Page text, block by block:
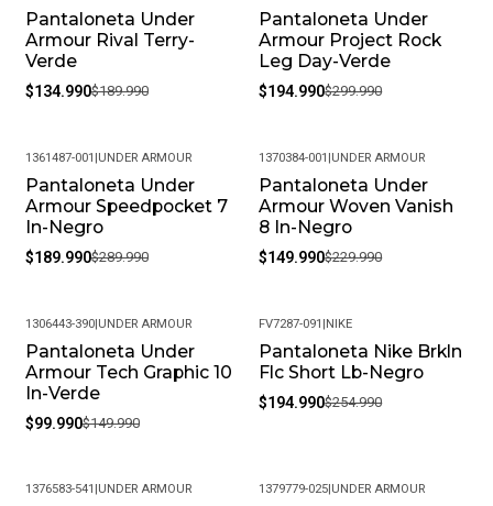
-29%
Pantaloneta Under
Armour Rival Terry-
Verde
$134.990$189.990
-35%
Pantaloneta Under
Armour Project Rock
Leg Day-Verde
$194.990$299.990
-34%
1361487-001 |UNDER ARMOUR
Pantaloneta Under
Armour Speedpocket 7
In-Negro
$189.990$289.990
-35%
1370384-001 |UNDER ARMOUR
Pantaloneta Under
Armour Woven Vanish
8 In-Negro
$149.990$229.990
-33%
1306443-390|UNDER ARMOUR
Pantaloneta Under
Armour Tech Graphic 10
In-Verde
$99.990$149.990
-24%
FV7287-091 |NIKE
Pantaloneta Nike Brkln
Flc Short Lb-Negro
$194.990$254.990
1376583-541 UNDER ARMOUR 1379779-025 UNDER ARMOUR